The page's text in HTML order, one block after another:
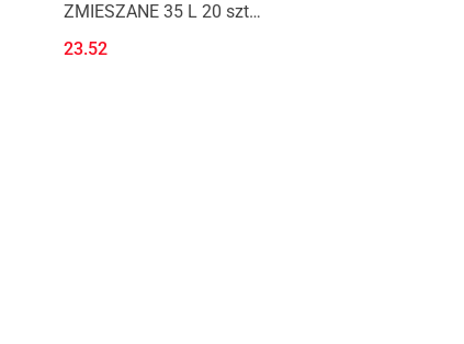
ZMIESZANE 35 L 20 szt
BIODEGRADOWALNE) - BIOBAG
23.52